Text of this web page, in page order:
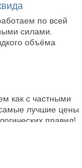
по всей
силами.
объёма
как с частными
лучшие цены
правил!